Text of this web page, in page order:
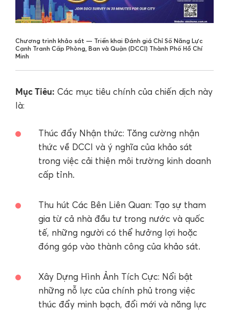
Chương trình khảo sát — Triển khai Đánh giá Chỉ Số Năng Lực
Cạnh Tranh Cấp Phòng, Ban và Quận (DCCI) Thành Phố Hồ Chí
Minh
Mục Tiêu: Các mục tiêu chính của chiến dịch này
là:
Thúc đẩy Nhận thức: Tăng cường nhận
thức về DCCI và ý nghĩa của khảo sát
trong việc cải thiện môi trường kinh doanh
cấp tỉnh.
Thu hút Các Bên Liên Quan: Tạo sự tham
gia từ cả nhà đầu tư trong nước và quốc
tế, những người có thể hưởng lợi hoặc
đóng góp vào thành công của khảo sát.
Xây Dựng Hình Ảnh Tích Cực: Nổi bật
những nỗ lực của chính phủ trong việc
thúc đẩy minh bạch, đổi mới và năng lực